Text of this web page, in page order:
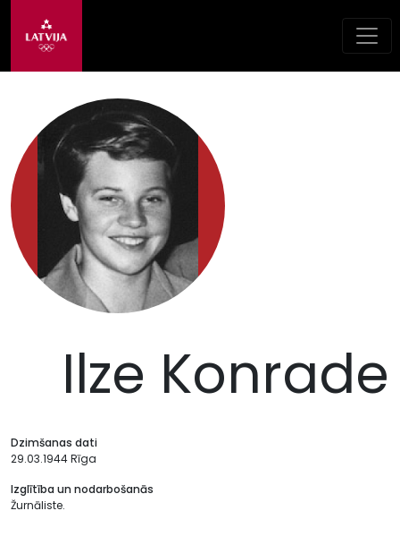
Ilze Konrade
Dzimšanas dati
29.03.1944 Rīga
Izglītība un nodarbošanās
Žurnāliste.